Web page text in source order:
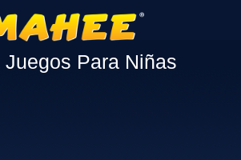
Juegos Para Niñas